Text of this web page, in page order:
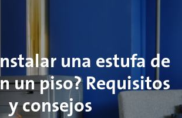
una estufa de
un piso? Requisitos
y consejos